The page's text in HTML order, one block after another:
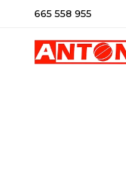
665 558 955